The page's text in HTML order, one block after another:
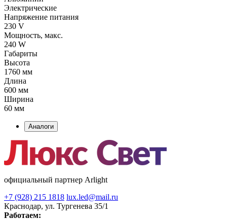
Электрические
Напряжение питания
230 V
Мощность, макс.
240 W
Габариты
Высота
1760 мм
Длина
600 мм
Ширина
60 мм
Аналоги
официальный партнер Arlight
+7 (928) 215 1818 lux.led@mail.ru
Краснодар, ул. Тургенева 35/1
Работаем: